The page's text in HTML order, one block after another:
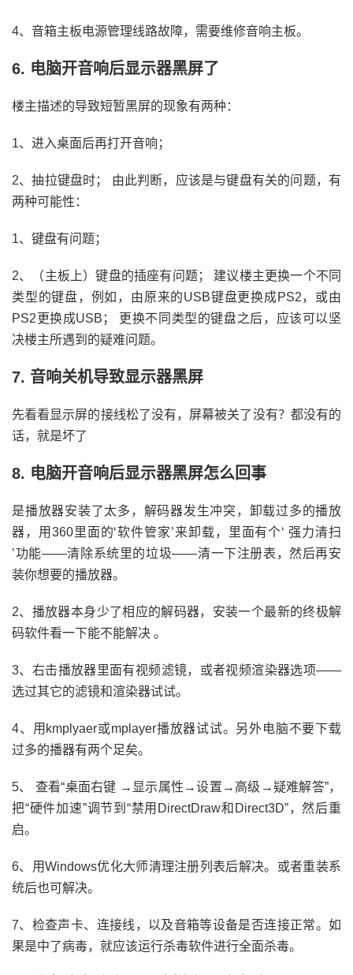
4、音箱主板电源管理线路故障，需要维修音响主板。
6. 电脑开音响后显示器黑屏了
楼主描述的导致短暂黑屏的现象有两种：
1、进入桌面后再打开音响；
2、抽拉键盘时； 由此判断，应该是与键盘有关的问题，有
两种可能性：
1、键盘有问题；
2、（主板上）键盘的插座有问题； 建议楼主更换一个不同
类型的键盘，例如，由原来的USB键盘更换成PS2，或由
PS2更换成USB； 更换不同类型的键盘之后，应该可以坚
决楼主所遇到的疑难问题。
7. 音响关机导致显示器黑屏
先看看显示屏的接线松了没有，屏幕被关了没有？都没有的
话，就是坏了
8. 电脑开音响后显示器黑屏怎么回事
是播放器安装了太多，解码器发生冲突，卸载过多的播放
器，用360里面的‘软件管家’来卸载，里面有个‘ 强力清扫
’功能——清除系统里的垃圾——清一下注册表，然后再安
装你想要的播放器。
2、播放器本身少了相应的解码器，安装一个最新的终极解
码软件看一下能不能解决 。
3、右击播放器里面有视频滤镜，或者视频渲染器选项——
选过其它的滤镜和渲染器试试。
4、用kmplyaer或mplayer播放器试试。另外电脑不要下载
过多的播器有两个足矣。
5、 查看“桌面右键 →显示属性→设置→高级→疑难解答”，
把“硬件加速”调节到“禁用DirectDraw和Direct3D”，然后重
启。
6、用Windows优化大师清理注册列表后解决。或者重装系
统后也可解决。
7、检查声卡、连接线，以及音箱等设备是否连接正常。如
果是中了病毒，就应该运行杀毒软件进行全面杀毒。